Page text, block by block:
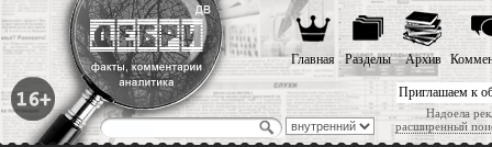
Приглашаем к
Надоела
расширенный
Главная Разделы Архив